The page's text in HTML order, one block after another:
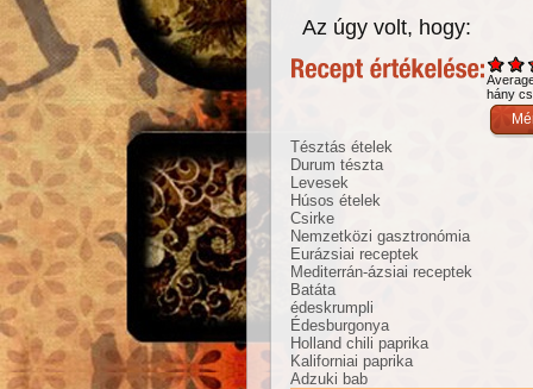
Az úgy volt, hogy:
hány
Tésztás ételek
Durum tészta
Levesek
Húsos ételek
Csirke
Nemzetközi gasztronómia
Eurázsiai receptek
Mediterrán-ázsiai receptek
Batáta
édeskrumpli
Édesburgonya
Holland chili paprika
Kaliforniai paprika
Adzuki bab